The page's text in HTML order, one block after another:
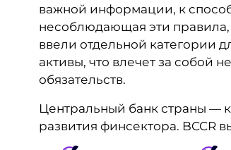
важной информации, к
несоблюдающая эти правила,
ввели отдельной категории
активы, что влечет за собой
обязательств.
Центральный банк страны —
развития финсектора. BCCR